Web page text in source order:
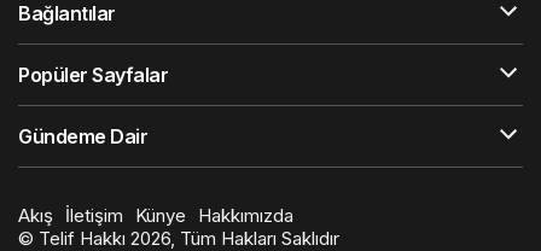
Bağlantılar
Popüler Sayfalar
Gündeme Dair
Akış İletişim Künye
Hakkımızda
© Telif Hakkı 2026, Tüm Hakları Saklıdır